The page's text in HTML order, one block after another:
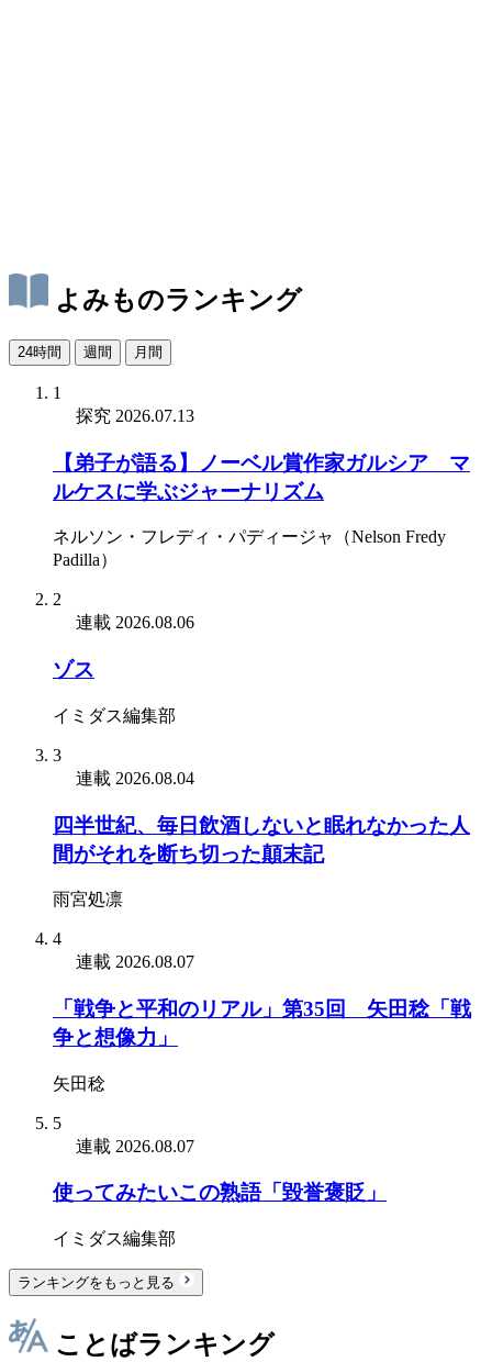
よみものランキング
24時間 週間 月間
1
探究 2026.07.13
【弟子が語る】ノーベル賞作家ガルシア゠マ
ルケスに学ぶジャーナリズム
ネルソン・フレディ・パディージャ（Nelson Fredy
Padilla）
2
連載 2026.08.06
ゾス
イミダス編集部
3
連載 2026.08.04
四半世紀、毎日飲酒しないと眠れなかった人
間がそれを断ち切った顛末記
雨宮処凛
4
連載 2026.08.07
「戦争と平和のリアル」第35回 矢田稔「戦
争と想像力」
矢田稔
5
連載 2026.08.07
使ってみたいこの熟語「毀誉褒貶」
イミダス編集部
ランキングをもっと見る
ことばランキング